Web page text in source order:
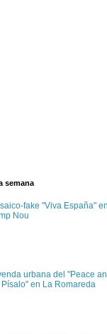
semana
fake "Viva España" en
Nou
urbana del "Peace
Písalo" en La Romareda